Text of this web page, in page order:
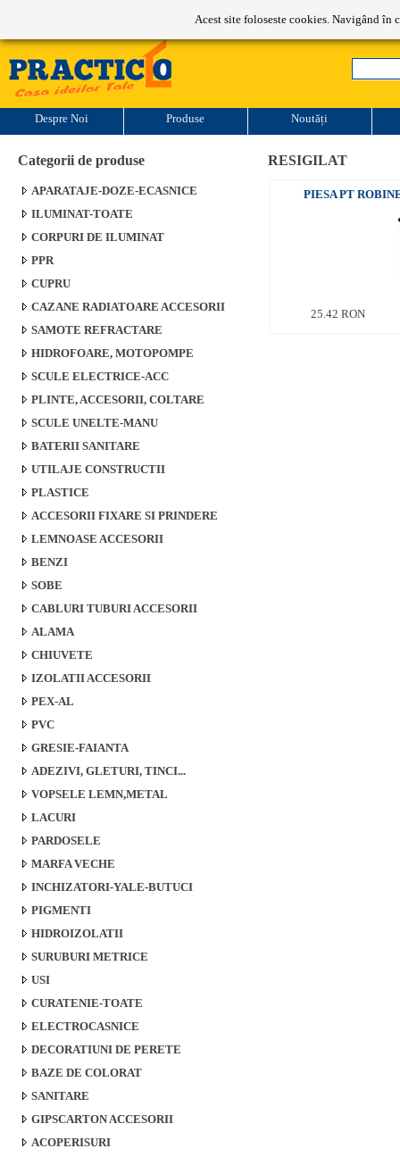
Despre Noi Produse Noutăți
RESIGILAT
PIESA PT
25.42 RON
Categorii de produse
APARATAJE-DOZE-ECASNICE
ILUMINAT-TOATE
CORPURI DE ILUMINAT
PPR
CUPRU
CAZANE RADIATOARE ACCESORII
SAMOTE REFRACTARE
HIDROFOARE, MOTOPOMPE
SCULE ELECTRICE-ACC
PLINTE, ACCESORII, COLTARE
SCULE UNELTE-MANU
BATERII SANITARE
UTILAJE CONSTRUCTII
PLASTICE
ACCESORII FIXARE SI PRINDERE
LEMNOASE ACCESORII
BENZI
SOBE
CABLURI TUBURI ACCESORII
ALAMA
CHIUVETE
IZOLATII ACCESORII
PEX-AL
PVC
GRESIE-FAIANTA
ADEZIVI, GLETURI, TINCI...
VOPSELE LEMN,METAL
LACURI
PARDOSELE
MARFA VECHE
INCHIZATORI-YALE-BUTUCI
PIGMENTI
HIDROIZOLATII
SURUBURI METRICE
USI
CURATENIE-TOATE
ELECTROCASNICE
DECORATIUNI DE PERETE
BAZE DE COLORAT
SANITARE
GIPSCARTON ACCESORII
ACOPERISURI
Acest site foloseste cookies. Navigând